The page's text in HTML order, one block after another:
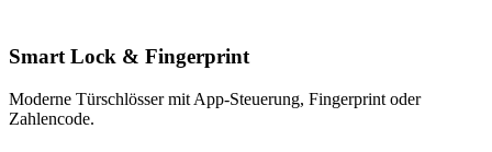
Smart Lock & Fingerprint
Moderne Türschlösser mit App-Steuerung, Fingerprint oder
Zahlencode.